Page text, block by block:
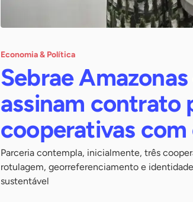
Economia & Política
Sebrae
assinam contrato
cooperativas
Parceria contempla, inicialmente, três
rotulagem, georreferenciamento e
sustentável